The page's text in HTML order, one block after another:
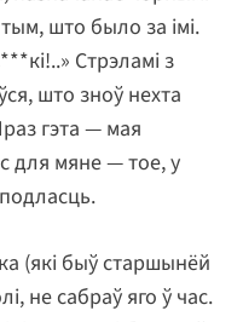
тым, што было за імі.
Стрэламі з
што зноў нехта
гэта — мая
для мяне — тое, у
(які быў старшынёй
не сабраў яго ў час.